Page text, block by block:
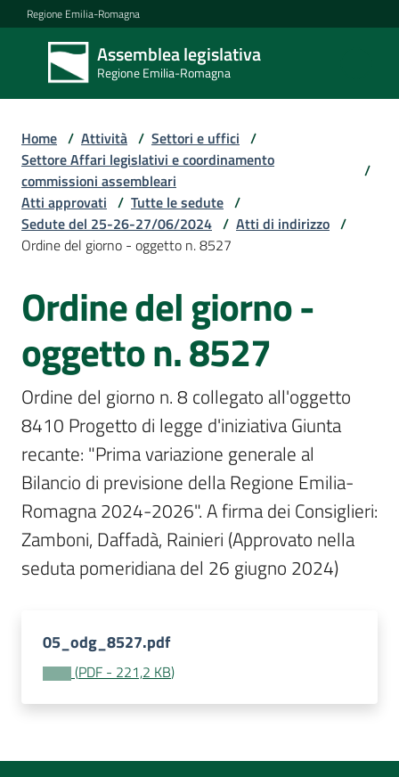
Vai al contenuto
Vai alla navigazione
Vai al footer
Regione Emilia-Romagna
Assemblea legislativa
Regione Emilia-Romagna
Assemblea
legislativa
Regione Emilia-
Assemblea
Per
i
media
Per
i
cittadini
Home / Attività / Settori e uffici /
Settore Affari legislativi e coordinamento
commissioni assembleari
/
Atti approvati / Tutte le sedute /
Sedute del 25-26-27/06/2024 / Atti di indirizzo /
Ordine del giorno - oggetto n. 8527
Ordine del giorno -
oggetto n. 8527
Ordine del giorno n. 8 collegato all'oggetto
8410 Progetto di legge d'iniziativa Giunta
recante: "Prima variazione generale al
Bilancio di previsione della Regione Emilia-
Romagna 2024-2026". A firma dei Consiglieri:
Zamboni, Daffadà, Rainieri (Approvato nella
seduta pomeridiana del 26 giugno 2024)
05_odg_8527.pdf
(PDF - 221,2 KB)